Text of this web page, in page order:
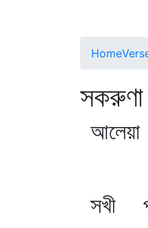
Home
আলেয়া
সখী